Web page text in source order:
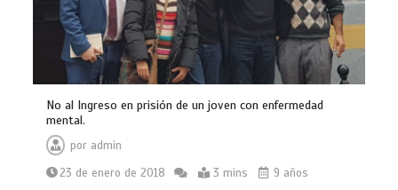
No al Ingreso en prisión de un joven con enfermedad
mental.
por admin
23 de enero de 2018
3 mins
9 años